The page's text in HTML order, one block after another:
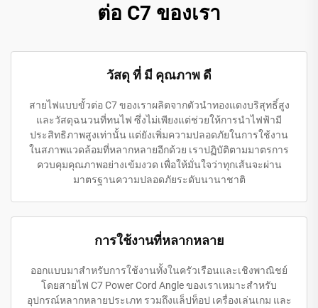
ต่อ C7 ของเรา
วัสดุ ที่ มี คุณภาพ ดี
สายไฟแบบขั้วต่อ C7 ของเราผลิตจากตัวนำทองแดงบริสุทธิ์สูง
และวัสดุฉนวนที่ทนไฟ ซึ่งไม่เพียงแต่ช่วยให้การนำไฟฟ้ามี
ประสิทธิภาพสูงเท่านั้น แต่ยังเพิ่มความปลอดภัยในการใช้งาน
ในสภาพแวดล้อมที่หลากหลายอีกด้วย เราปฏิบัติตามมาตรการ
ควบคุมคุณภาพอย่างเข้มงวด เพื่อให้มั่นใจว่าทุกเส้นจะผ่าน
มาตรฐานความปลอดภัยระดับนานาชาติ
การใช้งานที่หลากหลาย
ออกแบบมาสำหรับการใช้งานทั้งในครัวเรือนและเชิงพาณิชย์
โดยสายไฟ C7 Power Cord Angle ของเราเหมาะสำหรับ
อุปกรณ์หลากหลายประเภท รวมถึงแล็ปท็อป เครื่องเล่นเกม และ